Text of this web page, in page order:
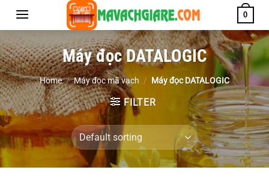
nội
dung
0
Máy đọc DATALOGIC
Home / Máy đọc mã vạch / Máy đọc DATALOGIC
FILTER